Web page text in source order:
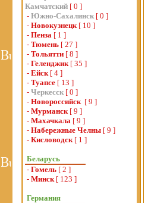
Камчатский [ 0 ]
- Южно-Сахалинск [ 0 ]
- Новокузнецк[ 10 ]
- Пенза [ 1 ]
- Тюмень [ 27 ]
- Тольятти [ 8 ]
- Геленджик[ 35 ]
- Ейск[ 4 ]
- Туапсе [ 13 ]
- Черкесск [ 0 ]
- Новороссийск [ 9 ]
- Мурманск[ 9 ]
- Махачкала [ 9 ]
- Набережные Челны [ 9 ]
- Кисловодск[ 1 ]
Беларусь
- Гомель [ 2 ]
- Минск[ 123 ]
Германия